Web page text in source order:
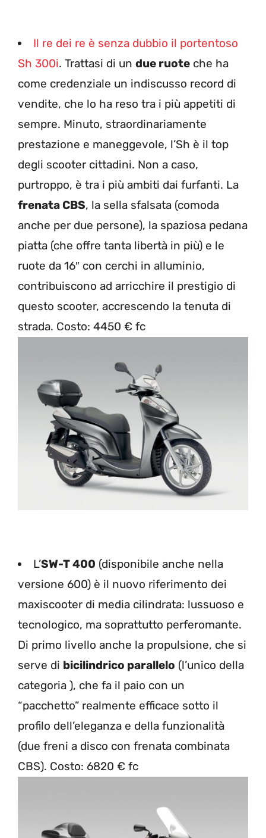
Il re dei re è senza dubbio il portentoso
Sh 300i. Trattasi di un due ruote che ha
come credenziale un indiscusso record di
vendite, che lo ha reso tra i più appetiti di
sempre. Minuto, straordinariamente
prestazione e maneggevole, l’Sh è il top
degli scooter cittadini. Non a caso,
purtroppo, è tra i più ambiti dai furfanti. La
frenata CBS, la sella sfalsata (comoda
anche per due persone), la spaziosa pedana
piatta (che offre tanta libertà in più) e le
ruote da 16″ con cerchi in alluminio,
contribuiscono ad arricchire il prestigio di
questo scooter, accrescendo la tenuta di
strada. Costo: 4450 € fc
L’SW-T 400 (disponibile anche nella
versione 600) è il nuovo riferimento dei
maxiscooter di media cilindrata: lussuoso e
tecnologico, ma soprattutto perferomante.
Di primo livello anche la propulsione, che si
serve di bicilindrico parallelo (l’unico della
categoria ), che fa il paio con un
“pacchetto” realmente efficace sotto il
profilo dell’eleganza e della funzionalità
(due freni a disco con frenata combinata
CBS). Costo: 6820 € fc